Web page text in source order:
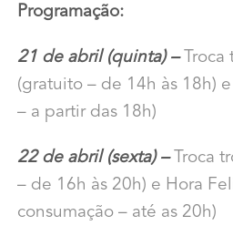
Programação:
21 de abril (quinta) –Troca
(gratuito – de 14h às 18h)
– a partir das 18h)
22 de abril (sexta) – Troca
– de 16h às 20h) e Hora
consumação – até as 20h)